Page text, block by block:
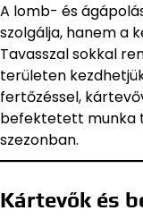
A lomb- és
szolgálja, hanem a
Tavasszal sokkal
területen
fertőzéssel,
befektetett munka
szezonban.
Kártevők és